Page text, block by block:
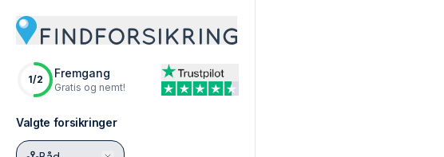
1/2 Fremgang
Gratis og nemt!
Valgte forsikringer